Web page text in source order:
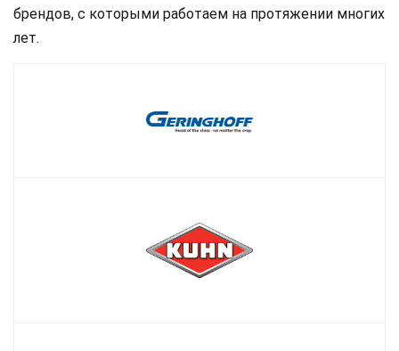
брендов, с которыми работаем на протяжении многих
лет.